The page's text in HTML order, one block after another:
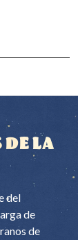
LA
del
de
de